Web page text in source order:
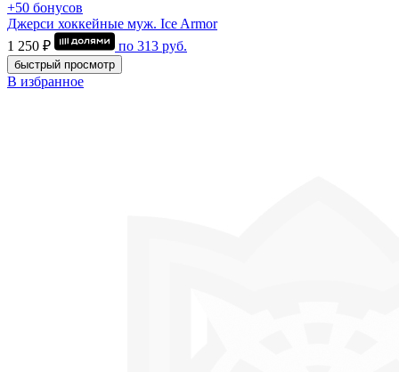
+50 бонусов
Джерси хоккейные муж. Ice Armor
1 250 ₽
по 313 руб.
быстрый просмотр
В избранное